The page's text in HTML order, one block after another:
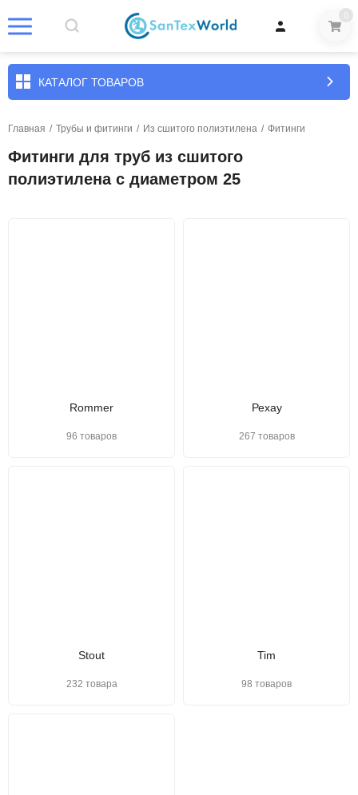
0
КАТАЛОГ ТОВАРОВ
Главная / Трубы и фитинги / Из сшитого полиэтилена / Фитинги
Фитинги для труб из сшитого
полиэтилена с диаметром 25
Rommer
96 товаров
Рехау
267 товаров
Stout
232 товара
Tim
98 товаров